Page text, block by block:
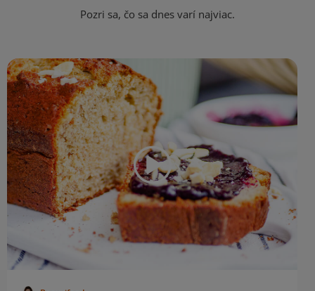
Pozri sa, čo sa dnes varí najviac.